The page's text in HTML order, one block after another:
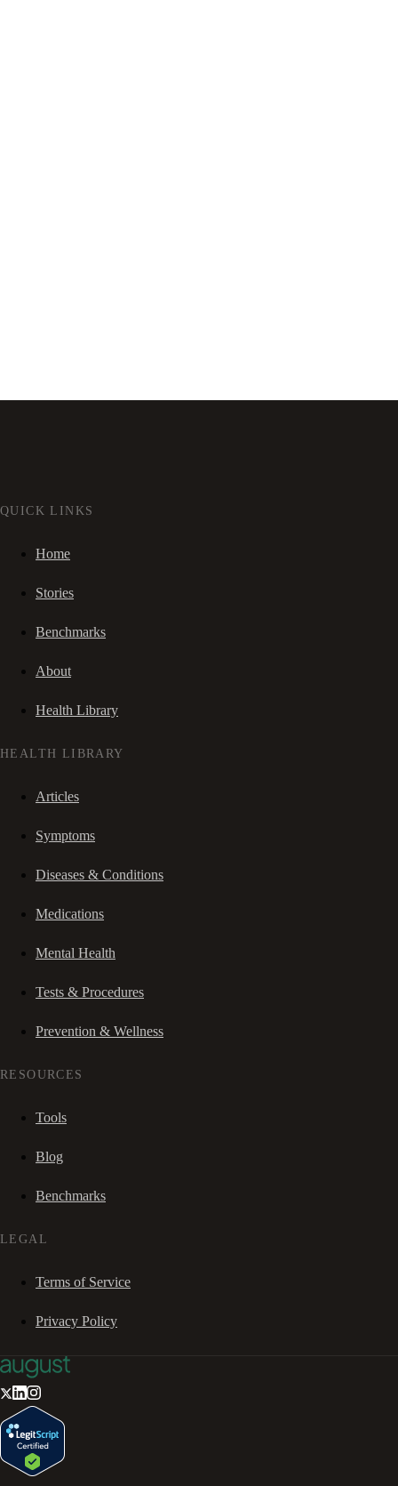
QUICK LINKS
Home
Stories
Benchmarks
About
Health Library
HEALTH LIBRARY
Articles
Symptoms
Diseases & Conditions
Medications
Mental Health
Tests & Procedures
Prevention & Wellness
RESOURCES
Tools
Blog
Benchmarks
LEGAL
Terms of Service
Privacy Policy